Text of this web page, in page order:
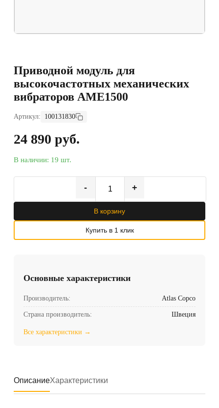
Приводной модуль для
высокочастотных механических
вибраторов AME1500
Артикул: 100131830
24 890 руб.
В наличии: 19 шт.
- +
В корзину
Купить в 1 клик
Основные характеристики
Производитель: Atlas Copco
Страна производитель: Швеция
Все характеристики →
ОписаниеХарактеристики